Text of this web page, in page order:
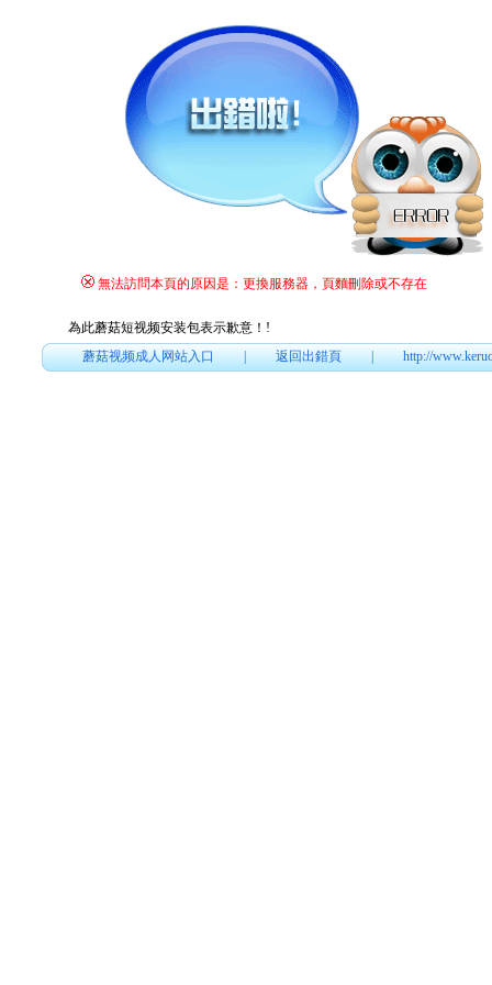
無法訪問本頁的原因是：更換服務器，頁麵刪除或不存在
為此蘑菇短视频安装包表示歉意！ !
蘑菇视频成人网站入口|返回出錯頁|http://